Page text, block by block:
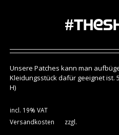
Unsere Patches kann man
Kleidungsstück dafür geeignet ist.
H)
incl. 19% VAT
zzgl.
Versandkosten